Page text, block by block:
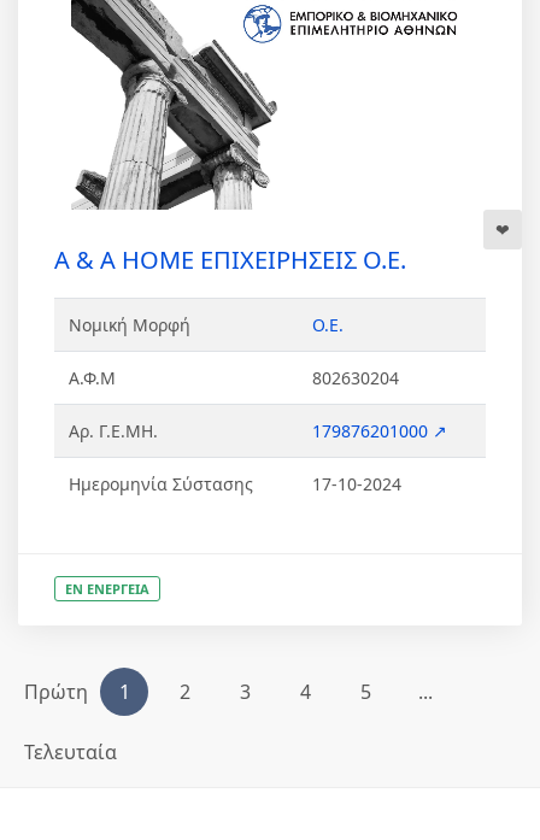
A & A HOME ΕΠΙΧΕΙΡΗΣΕΙΣ Ο.Ε.
Νομική Μορφή Ο.Ε.
Α.Φ.Μ 802630204
Αρ. Γ.Ε.ΜΗ. 179876201000 ↗
Ημερομηνία Σύστασης 17-10-2024
ΕΝ ΕΝΕΡΓΕΙΑ
Πρώτη 1 2 3 4 5 ...
Τελευταία